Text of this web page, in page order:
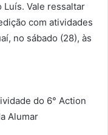
Vale ressaltar
com atividades
no sábado (28), às
do 6° Action
Alumar